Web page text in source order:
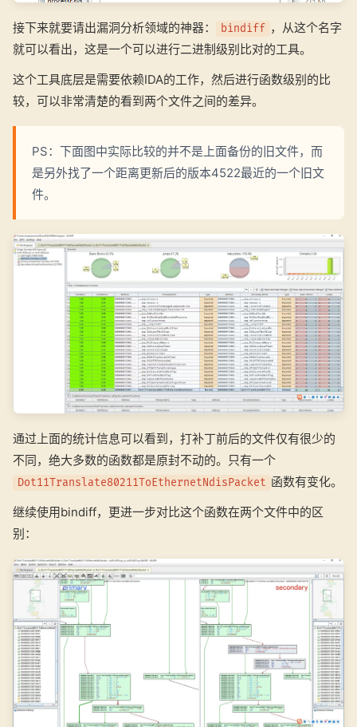
接下来就要请出漏洞分析领域的神器： bindiff ，从这个名字
就可以看出，这是一个可以进行二进制级别比对的工具。
这个工具底层是需要依赖IDA的工作，然后进行函数级别的比
较，可以非常清楚的看到两个文件之间的差异。
PS：下面图中实际比较的并不是上面备份的旧文件，而
是另外找了一个距离更新后的版本4522最近的一个旧文
件。
通过上面的统计信息可以看到，打补丁前后的文件仅有很少的
不同，绝大多数的函数都是原封不动的。只有一个
Dot11Translate80211ToEthernetNdisPacket 函数有变化。
继续使用bindiff，更进一步对比这个函数在两个文件中的区
别：